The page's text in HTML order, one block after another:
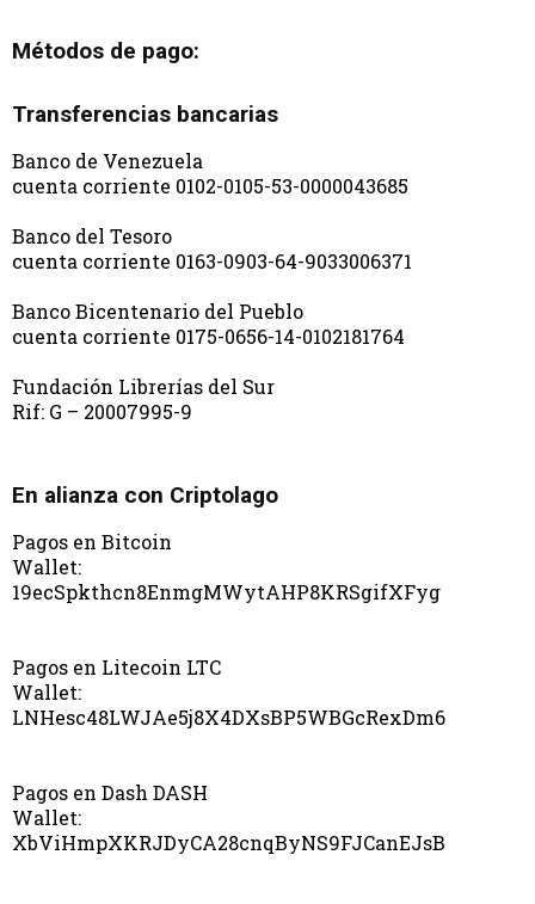
Métodos de pago:
Transferencias bancarias
Banco de Venezuela
cuenta corriente 0102-0105-53-0000043685
Banco del Tesoro
cuenta corriente 0163-0903-64-9033006371
Banco Bicentenario del Pueblo
cuenta corriente 0175-0656-14-0102181764
Fundación Librerías del Sur
Rif: G – 20007995-9
En alianza con Criptolago
Pagos en Bitcoin
Wallet:
19ecSpkthcn8EnmgMWytAHP8KRSgifXFyg
Pagos en Litecoin LTC
Wallet:
LNHesc48LWJAe5j8X4DXsBP5WBGcRexDm6
Pagos en Dash DASH
Wallet:
XbViHmpXKRJDyCA28cnqByNS9FJCanEJsB